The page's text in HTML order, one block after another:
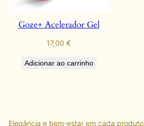
Goze+ Acelerador Gel
17,00€
Adicionar ao carrinho
Elegância e bem-estar em cada produto